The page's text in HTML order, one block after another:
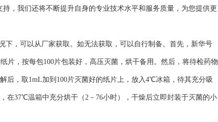
，我们还将不断提升自身的专业技术水平和服务质量，为您提供更
下，可以从厂家获取。如无法获取，可以自行制备。首先，新华号
片，按每包100片包装好，高压灭菌，烘干备用。然后，将待检药物
后，取1mL加到100片灭菌好的纸片上，放入4℃冰箱，待其充分吸
在37℃温箱中充分烘干（2－76小时），干燥后立即封装于灭菌的小